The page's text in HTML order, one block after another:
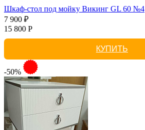
Шкаф-стол под мойку Викинг GL 60 №4
7 900 ₽
15 800 Р
КУПИТЬ
-50%